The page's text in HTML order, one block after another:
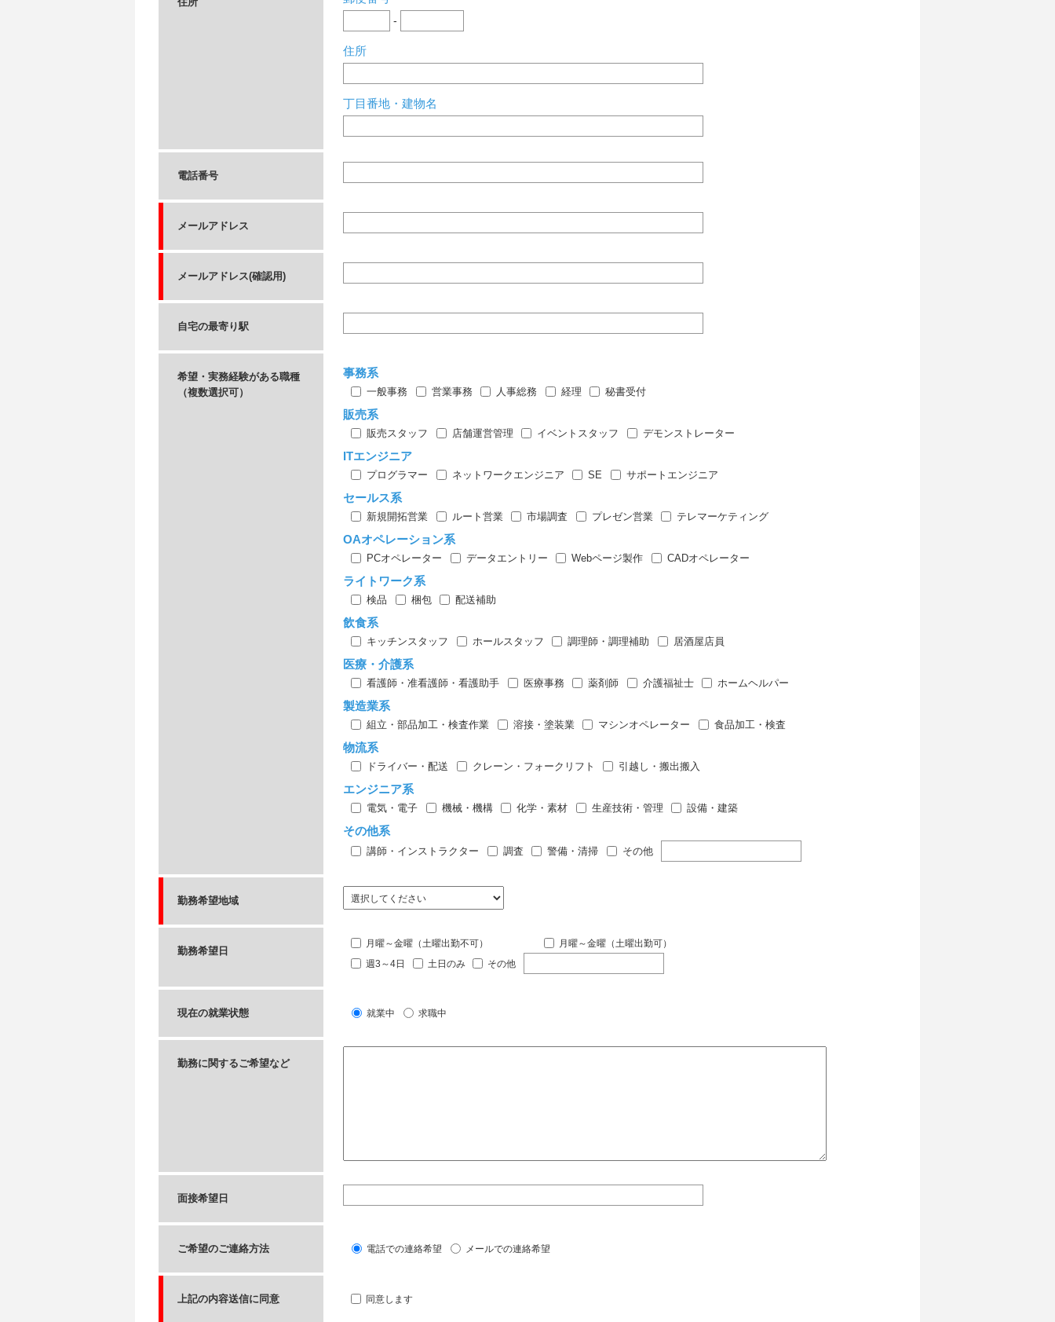
-
住所
丁目番地・建物名
電話番号
メールアドレス
メールアドレス(確認用)
自宅の最寄り駅
希望・実務経験がある職種
（複数選択可）
事務系
一般事務 営業事務 人事総務 経理 秘書受付
販売系
販売スタッフ 店舗運営管理 イベントスタッフ デモンストレーター
ITエンジニア
プログラマー ネットワークエンジニア SE サポートエンジニア
セールス系
新規開拓営業 ルート営業 市場調査 プレゼン営業 テレマーケティング
OAオペレーション系
PCオペレーター データエントリー Webページ製作 CADオペレーター
ライトワーク系
検品 梱包 配送補助
飲食系
キッチンスタッフ ホールスタッフ 調理師・調理補助 居酒屋店員
医療・介護系
看護師・准看護師・看護助手 医療事務 薬剤師 介護福祉士 ホームヘルパー
製造業系
組立・部品加工・検査作業 溶接・塗装業 マシンオペレーター 食品加工・検査
物流系
ドライバー・配送 クレーン・フォークリフト 引越し・搬出搬入
エンジニア系
電気・電子 機械・機構 化学・素材 生産技術・管理 設備・建築
その他系
講師・インストラクター 調査 警備・清掃 その他
勤務希望地域
勤務希望日
月曜～金曜（土曜出勤不可） 月曜～金曜（土曜出勤可）
週3～4日 土日のみ その他
現在の就業状態 就業中 求職中
勤務に関するご希望など
面接希望日
ご希望のご連絡方法 電話での連絡希望 メールでの連絡希望
上記の内容送信に同意 同意します